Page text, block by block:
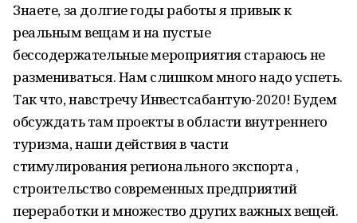
Знаете, за долгие годы работы я привык к
реальным вещам и на пустые
бессодержательные мероприятия стараюсь не
размениваться. Нам слишком много надо успеть.
Так что, навстречу Инвестсабантую-2020! Будем
обсуждать там проекты в области внутреннего
туризма, наши действия в части
стимулирования регионального экспорта ,
строительство современных предприятий
переработки и множество других важных вещей.